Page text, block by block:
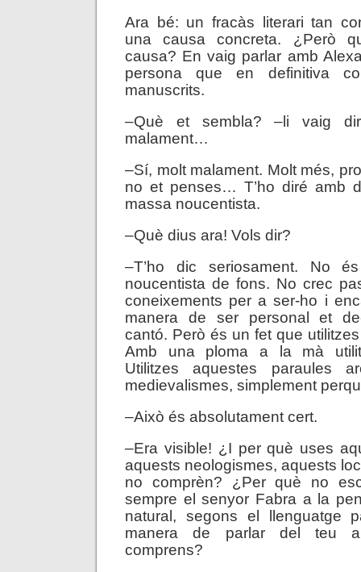
Ara bé: un fracàs literari tan
una causa concreta. ¿Però
causa? En vaig parlar amb
persona que en definitiva
manuscrits.
–Què et sembla? –li vaig
malament…
–Sí, molt malament. Molt més,
no et penses… T’ho diré amb
massa noucentista.
–Què dius ara! Vols dir?
–T’ho dic seriosament. No
noucentista de fons. No crec
coneixements per a ser-ho i
manera de ser personal et
cantó. Però és un fet que utilitzes
Amb una ploma a la mà
Utilitzes aquestes paraules
medievalismes, simplement
–Això és absolutament cert.
–Era visible! ¿I per què uses
aquests neologismes, aquests
no comprèn? ¿Per què no
sempre el senyor Fabra a la
natural, segons el llenguatge
manera de parlar del teu
comprens?